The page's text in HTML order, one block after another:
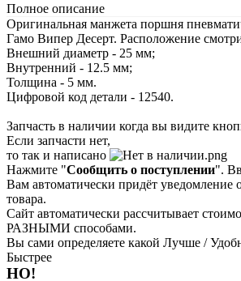
Полное описание
Оригинальная манжета поршня
Гамо Випер Десерт. Расположение
Внешний диаметр - 25 мм;
Внутренний - 12.5 мм;
Толщина - 5 мм.
Цифровой код детали - 12540.
Запчасть в наличии когда вы видите
Если запчасти нет,
то так и написано
Нажмите "Сообщить о поступлении".
Вам автоматически придёт уведомление
товара.
Сайт автоматически рассчитывает
РАЗНЫМИ способами.
Вы сами определяете какой Лучше /
Быстрее
НО!